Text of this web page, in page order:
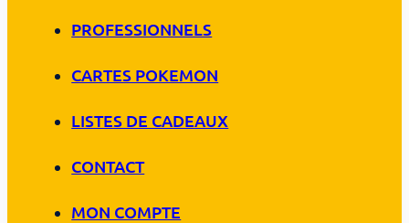
PROFESSIONNELS
CARTES POKEMON
LISTES DE CADEAUX
CONTACT
MON COMPTE